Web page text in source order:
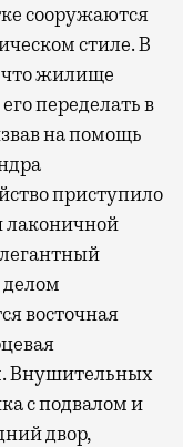
сооружаются
стиле. В
жилище
переделать в
на помощь
приступило
лаконичной
восточная
Внушительных
с подвалом и
двор,